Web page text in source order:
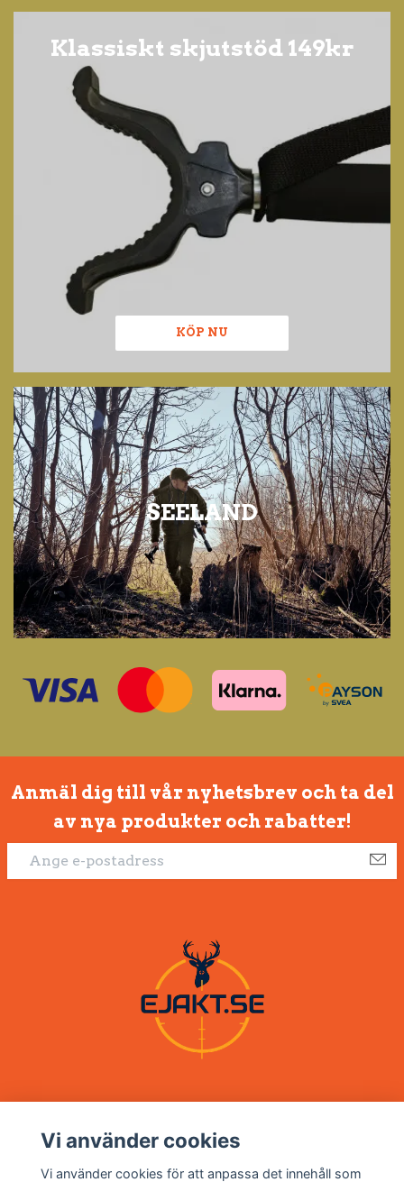
Klassiskt skjutstöd 149kr
KÖP NU
SEELAND
Anmäl dig till vår nyhetsbrev och ta del
av nya produkter och rabatter!
Om oss
Vi använder cookies
Vi använder cookies för att anpassa det innehåll som